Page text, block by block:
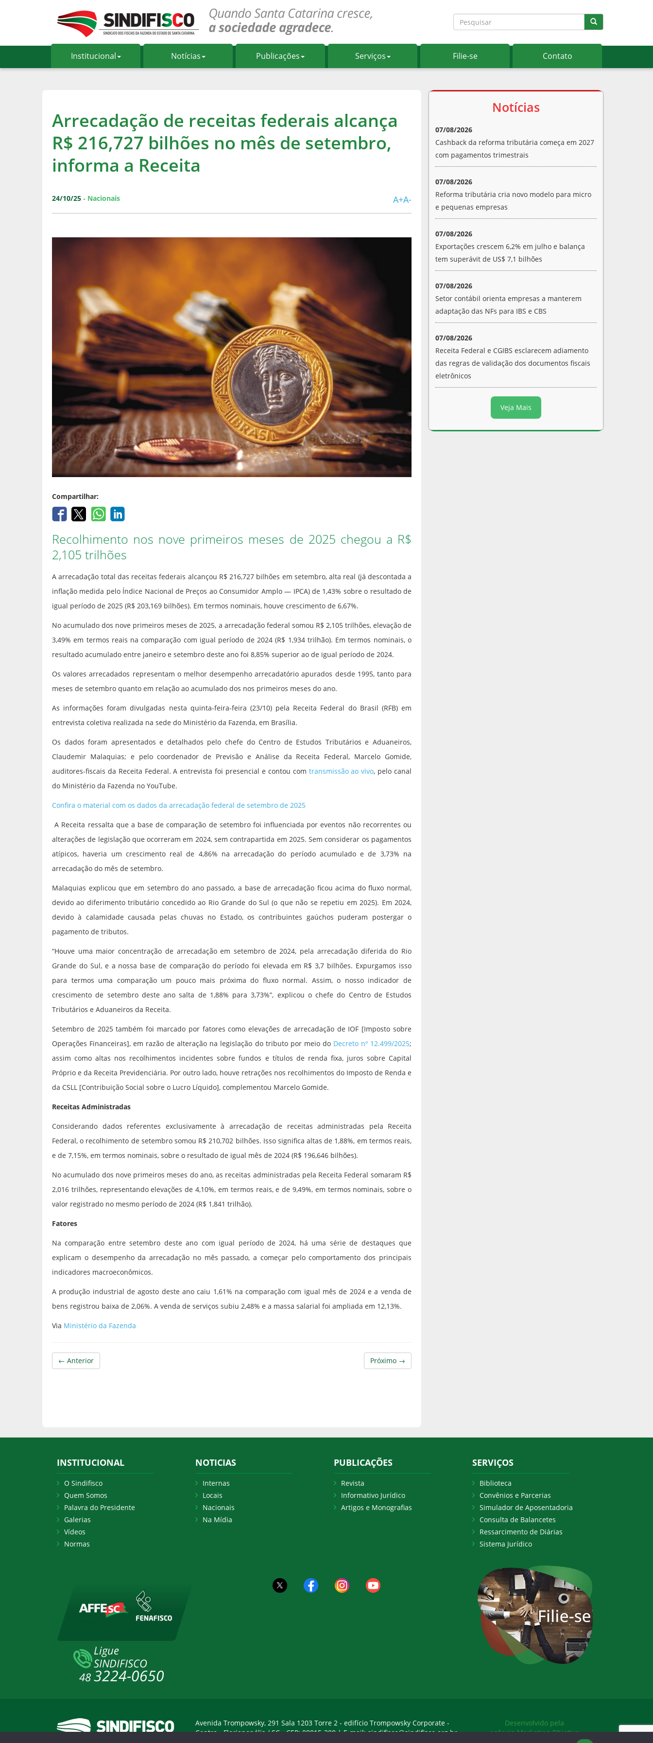
Institucional Notícias Publicações Serviços Filie-se Contato
Arrecadação de receitas federais alcança
R$ 216,727 bilhões no mês de setembro,
informa a Receita
24/10/25 - Nacionais A+A-
Compartilhar:
Recolhimento nos nove primeiros meses de 2025 chegou a R$
2,105 trilhões
A arrecadação total das receitas federais alcançou R$ 216,727 bilhões em setembro, alta real (já descontada a
inflação medida pelo Índice Nacional de Preços ao Consumidor Amplo — IPCA) de 1,43% sobre o resultado de
igual período de 2025 (R$ 203,169 bilhões). Em termos nominais, houve crescimento de 6,67%.
No acumulado dos nove primeiros meses de 2025, a arrecadação federal somou R$ 2,105 trilhões, elevação de
3,49% em termos reais na comparação com igual período de 2024 (R$ 1,934 trilhão). Em termos nominais, o
resultado acumulado entre janeiro e setembro deste ano foi 8,85% superior ao de igual período de 2024.
Os valores arrecadados representam o melhor desempenho arrecadatório apurados desde 1995, tanto para
meses de setembro quanto em relação ao acumulado dos nos primeiros meses do ano.
As informações foram divulgadas nesta quinta-feira-feira (23/10) pela Receita Federal do Brasil (RFB) em
entrevista coletiva realizada na sede do Ministério da Fazenda, em Brasília.
Os dados foram apresentados e detalhados pelo chefe do Centro de Estudos Tributários e Aduaneiros,
Claudemir Malaquias; e pelo coordenador de Previsão e Análise da Receita Federal, Marcelo Gomide,
auditores-fiscais da Receita Federal. A entrevista foi presencial e contou com transmissão ao vivo, pelo canal
do Ministério da Fazenda no YouTube.
Confira o material com os dados da arrecadação federal de setembro de 2025
A Receita ressalta que a base de comparação de setembro foi influenciada por eventos não recorrentes ou
alterações de legislação que ocorreram em 2024, sem contrapartida em 2025. Sem considerar os pagamentos
atípicos, haveria um crescimento real de 4,86% na arrecadação do período acumulado e de 3,73% na
arrecadação do mês de setembro.
Malaquias explicou que em setembro do ano passado, a base de arrecadação ficou acima do fluxo normal,
devido ao diferimento tributário concedido ao Rio Grande do Sul (o que não se repetiu em 2025). Em 2024,
devido à calamidade causada pelas chuvas no Estado, os contribuintes gaúchos puderam postergar o
pagamento de tributos.
“Houve uma maior concentração de arrecadação em setembro de 2024, pela arrecadação diferida do Rio
Grande do Sul, e a nossa base de comparação do período foi elevada em R$ 3,7 bilhões. Expurgamos isso
para termos uma comparação um pouco mais próxima do fluxo normal. Assim, o nosso indicador de
crescimento de setembro deste ano salta de 1,88% para 3,73%”, explicou o chefe do Centro de Estudos
Tributários e Aduaneiros da Receita.
Setembro de 2025 também foi marcado por fatores como elevações de arrecadação de IOF [Imposto sobre
Operações Financeiras], em razão de alteração na legislação do tributo por meio do Decreto nº 12.499/2025;
assim como altas nos recolhimentos incidentes sobre fundos e títulos de renda fixa, juros sobre Capital
Próprio e da Receita Previdenciária. Por outro lado, houve retrações nos recolhimentos do Imposto de Renda e
da CSLL [Contribuição Social sobre o Lucro Líquido], complementou Marcelo Gomide.
Receitas Administradas
Considerando dados referentes exclusivamente à arrecadação de receitas administradas pela Receita
Federal, o recolhimento de setembro somou R$ 210,702 bilhões. Isso significa altas de 1,88%, em termos reais,
e de 7,15%, em termos nominais, sobre o resultado de igual mês de 2024 (R$ 196,646 bilhões).
No acumulado dos nove primeiros meses do ano, as receitas administradas pela Receita Federal somaram R$
2,016 trilhões, representando elevações de 4,10%, em termos reais, e de 9,49%, em termos nominais, sobre o
valor registrado no mesmo período de 2024 (R$ 1,841 trilhão).
Fatores
Na comparação entre setembro deste ano com igual período de 2024, há uma série de destaques que
explicam o desempenho da arrecadação no mês passado, a começar pelo comportamento dos principais
indicadores macroeconômicos.
A produção industrial de agosto deste ano caiu 1,61% na comparação com igual mês de 2024 e a venda de
bens registrou baixa de 2,06%. A venda de serviços subiu 2,48% e a massa salarial foi ampliada em 12,13%.
Via Ministério da Fazenda
Próximo →
← Anterior
Notícias
07/08/2026
Cashback da reforma tributária começa em 2027
com pagamentos trimestrais
07/08/2026
Reforma tributária cria novo modelo para micro
e pequenas empresas
07/08/2026
Exportações crescem 6,2% em julho e balança
tem superávit de US$ 7,1 bilhões
07/08/2026
Setor contábil orienta empresas a manterem
adaptação das NFs para IBS e CBS
07/08/2026
Receita Federal e CGIBS esclarecem adiamento
das regras de validação dos documentos fiscais
eletrônicos
Veja Mais
INSTITUCIONAL
O Sindifisco
Quem Somos
Palavra do Presidente
Galerias
Vídeos
Normas
NOTICIAS
Internas
Locais
Nacionais
Na Mídia
PUBLICAÇÕES
Revista
Informativo Jurídico
Artigos e Monografias
SERVIÇOS
Biblioteca
Convênios e Parcerias
Simulador de Aposentadoria
Consulta de Balancetes
Ressarcimento de Diárias
Sistema Jurídico
Avenida Trompowsky, 291 Sala 1203 Torre 2 - edifício Trompowsky Corporate -
Centro - Florianopólis / SC - CEP: 88015-300 |E-mail:sindifisco@sindifisco.org.br
Desenvolvido pela
agência Marketing Objetivo